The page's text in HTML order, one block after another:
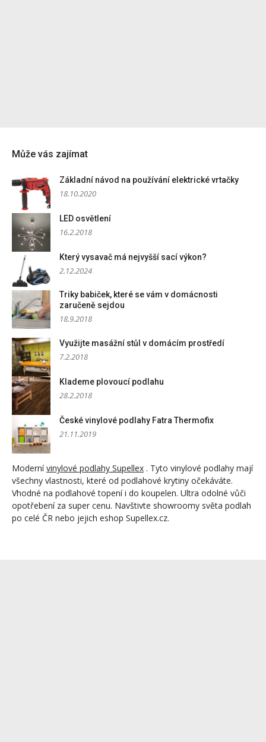
Může vás zajímat
Základní návod na používání elektrické vrtačky
18.10.2020
LED osvětlení
16.2.2018
Který vysavač má nejvyšší sací výkon?
2.12.2024
Triky babiček, které se vám v domácnosti
zaručeně sejdou
18.9.2018
Využijte masážní stůl v domácím prostředí
7.2.2018
Klademe plovoucí podlahu
28.2.2018
České vinylové podlahy Fatra Thermofix
21.11.2019
Modernívinylové podlahy Supellex . Tyto vinylové podlahy mají
všechny vlastnosti, které od podlahové krytiny očekáváte.
Vhodné na podlahové topení i do koupelen. Ultra odolné vůči
opotřebení za super cenu. Navštivte showroomy světa podlah
po celé ČR nebo jejich eshop Supellex.cz.